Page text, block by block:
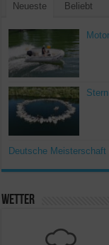
Neueste Beliebt
Deutsche Meisterschaft
Wetter